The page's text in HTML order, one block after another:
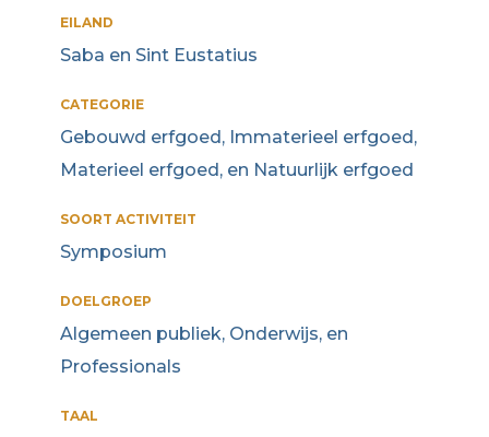
EILAND
Saba en Sint Eustatius
CATEGORIE
Gebouwd erfgoed, Immaterieel erfgoed,
Materieel erfgoed, en Natuurlijk erfgoed
SOORT ACTIVITEIT
Symposium
DOELGROEP
Algemeen publiek, Onderwijs, en
Professionals
TAAL